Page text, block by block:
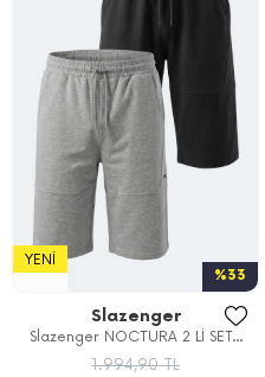
%33
YENI
Slazenger
Slazenger NOCTURA 2 Lİ SET...
1.994,90 TL